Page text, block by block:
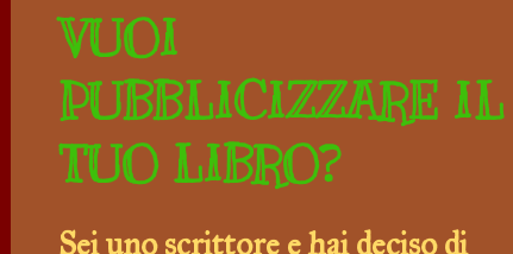
VUOI
PUBBLICIZZARE IL
TUO LIBRO?
Sei uno scrittore e hai deciso di